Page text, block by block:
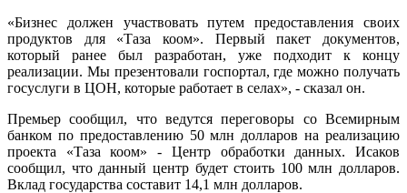
«Бизнес должен участвовать путем предоставления своих
продуктов для «Таза коом». Первый пакет документов,
который ранее был разработан, уже подходит к концу
реализации. Мы презентовали госпортал, где можно получать
госуслуги в ЦОН, которые работает в селах», - сказал он.
Премьер сообщил, что ведутся переговоры со Всемирным
банком по предоставлению 50 млн долларов на реализацию
проекта «Таза коом» - Центр обработки данных. Исаков
сообщил, что данный центр будет стоить 100 млн долларов.
Вклад государства составит 14,1 млн долларов.